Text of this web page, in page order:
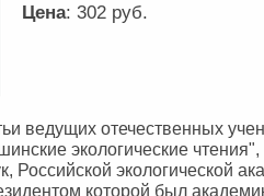
Цена: 302 руб.
ведущих отечественных
экологические
Российской экологической
которой был